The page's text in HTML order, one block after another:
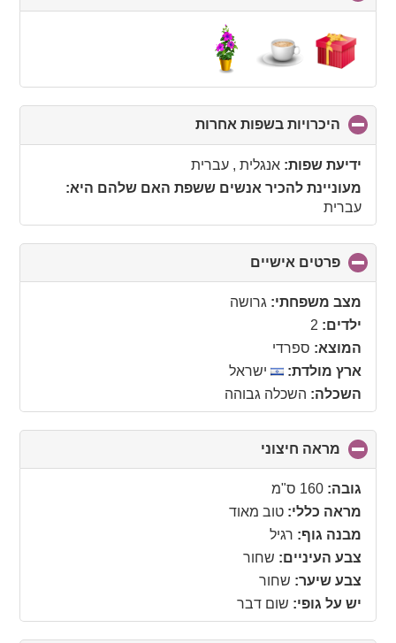
to
contents
היכרויות בשפות אחרות
to
collapse
ידיעת שפות: אנגלית , עברית
מעוניינת להכיר אנשים ששפת האם שלהם היא:
עברית
פרטים אישיים
to
collapse
מצב משפחתי: גרושה
ילדים: 2
המוצא: ספרדי
ארץ מולדת:
ישראל
השכלה: השכלה גבוהה
מראה חיצוני
to
גובה: 160 ס"מ
מראה כללי: טוב מאוד
מבנה גוף: רגיל
צבע העיניים: שחור
צבע שיער: שחור
יש על גופי: שום דבר